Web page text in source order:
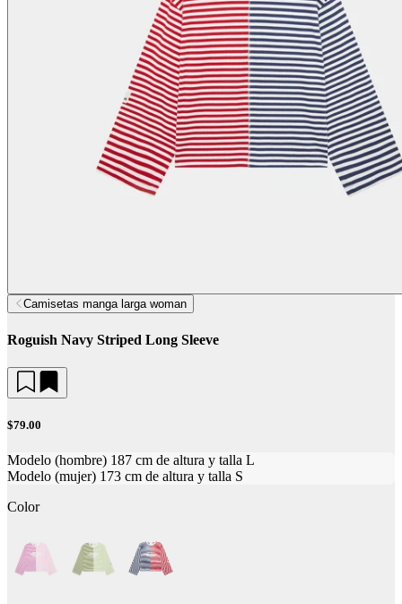
Camisetas manga larga woman
Roguish Navy Striped Long Sleeve
$79.00
Modelo (hombre) 187 cm de altura y talla L
Modelo (mujer) 173 cm de altura y talla S
Color